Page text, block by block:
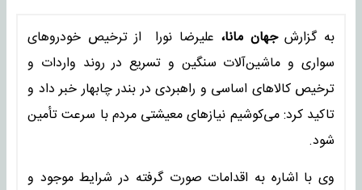
به گزارشجهان مانا، علیرضا نورا از ترخیص خودرو‌های
سواری و ماشین‌آلات سنگین و تسریع در روند واردات و
ترخیص کالا‌های اساسی و راهبردی در بندر چابهار خبر داد و
تاکید کرد: می‌کوشیم نیاز‌های معیشتی مردم با سرعت تأمین
شود.
وی با اشاره به اقدامات صورت گرفته در شرایط موجود و